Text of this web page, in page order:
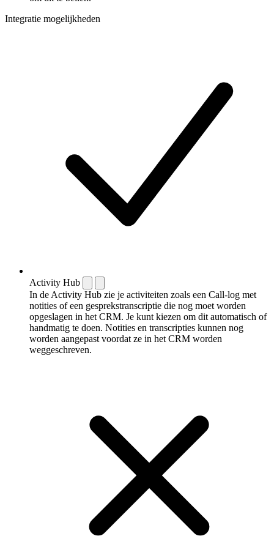
Integratie mogelijkheden
Activity Hub
In de Activity Hub zie je activiteiten zoals een Call-log met
notities of een gespreks­transcriptie die nog moet worden
opgeslagen in het CRM. Je kunt kiezen om dit automatisch of
handmatig te doen. Notities en transcripties kunnen nog
worden aangepast voordat ze in het CRM worden
weggeschreven.